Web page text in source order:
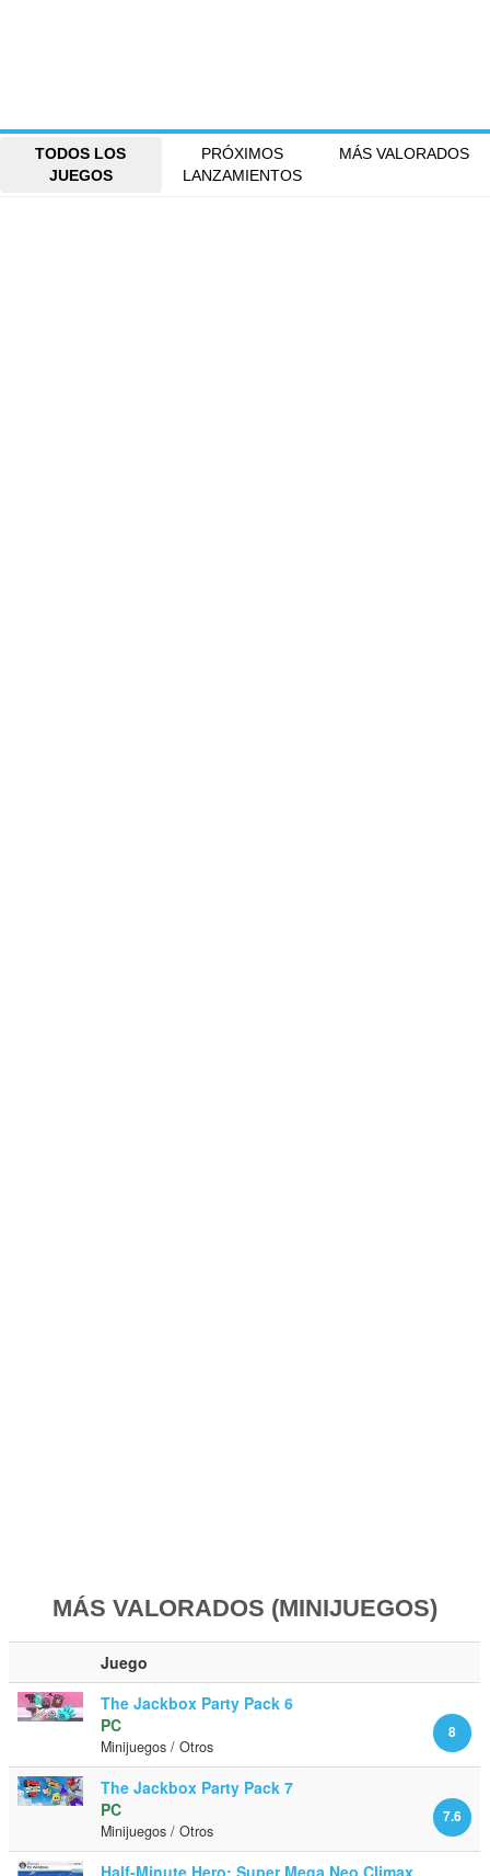
TODOS LOS
JUEGOS
PRÓXIMOS
LANZAMIENTOS
MÁS VALORADOS
MÁS VALORADOS (MINIJUEGOS)
Juego
The Jackbox Party Pack 6
8
PC
Minijuegos / Otros
The Jackbox Party Pack 7
7.6
PC
Minijuegos / Otros
Half-Minute Hero: Super Mega Neo Climax